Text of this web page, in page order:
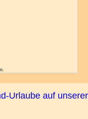
Urlaube auf unserer